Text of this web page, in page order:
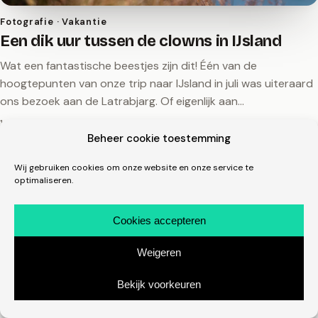
Beheer cookie toestemming
Wij gebruiken cookies om onze website en onze service te
optimaliseren.
Cookies accepteren
Weigeren
Bekijk voorkeuren
Fotografie · Vakantie
Een dik uur tussen de clowns in IJsland
Wat een fantastische beestjes zijn dit! Één van de
hoogtepunten van onze trip naar IJsland in juli was uiteraard
ons bezoek aan de Latrabjarg. Of eigenlijk aan…
14 december 2019
michelmones.nl, sinds 2008
in linkedin.com/in/michelmones